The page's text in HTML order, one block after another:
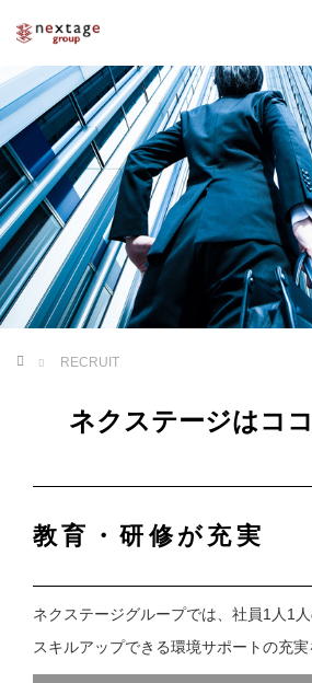
ホーム RECRUIT
ネクステージはコ
教育・研修が充実
ネクステージグループでは、社員1人1
スキルアップできる環境サポートの充実